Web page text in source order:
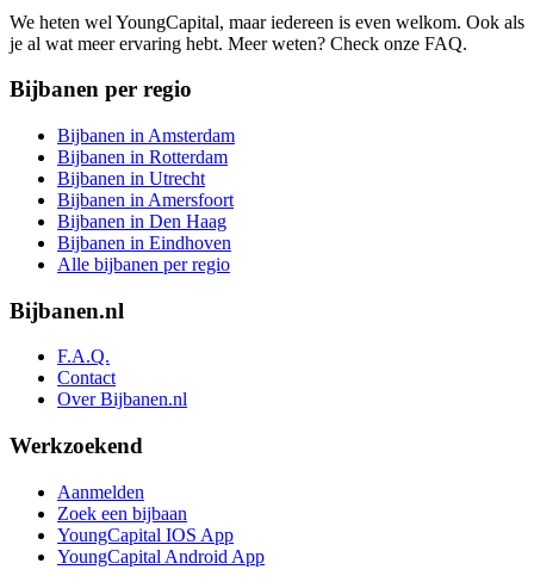
We heten wel YoungCapital, maar iedereen is even welkom. Ook als
je al wat meer ervaring hebt. Meer weten? Check onze FAQ.
Bijbanen per regio
Bijbanen in Amsterdam
Bijbanen in Rotterdam
Bijbanen in Utrecht
Bijbanen in Amersfoort
Bijbanen in Den Haag
Bijbanen in Eindhoven
Alle bijbanen per regio
Bijbanen.nl
F.A.Q.
Contact
Over Bijbanen.nl
Werkzoekend
Aanmelden
Zoek een bijbaan
YoungCapital IOS App
YoungCapital Android App